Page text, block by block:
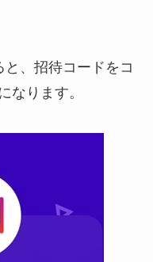
、招待コードをコ
なります。